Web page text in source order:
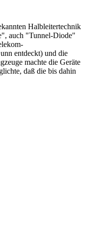
Halbleitertechnik
auch "Tunnel-Diode"
entdeckt) und die
machte die Geräte
daß die bis dahin